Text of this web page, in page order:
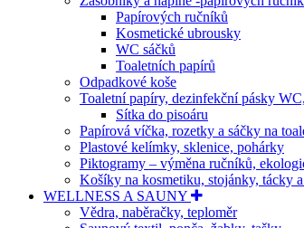
Papírových ručníků
Kosmetické ubrousky
WC sáčků
Toaletních papírů
Odpadkové koše
Toaletní papíry, dezinfekční pásky
Sítka do pisoáru
Papírová víčka, rozetky a sáčky na
Plastové kelímky, sklenice, pohárky
Piktogramy – výměna ručníků,
Košíky na kosmetiku, stojánky, tácky
WELLNESS A SAUNY
Vědra, naběračky, teploměr